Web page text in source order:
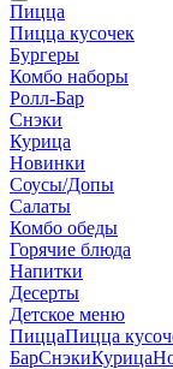
Пицца
Пицца кусочек
Бургеры
Комбо наборы
Ролл-Бар
Снэки
Курица
Новинки
Соусы/Допы
Салаты
Комбо обеды
Горячие блюда
Напитки
Десерты
Детское меню
ПиццаПицца
БарСнэкиКурица